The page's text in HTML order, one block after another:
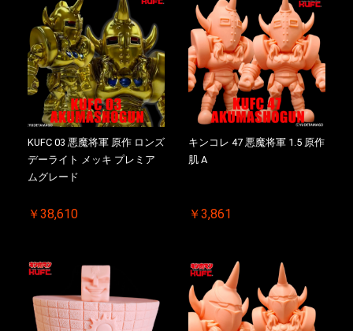
KUFC 03 悪魔将軍 原作 ロンズ
デーライト メッキ プレミア
ムグレード
￥38,610
キンコレ 47 悪魔将軍 1.5 原作
肌 A
￥3,861